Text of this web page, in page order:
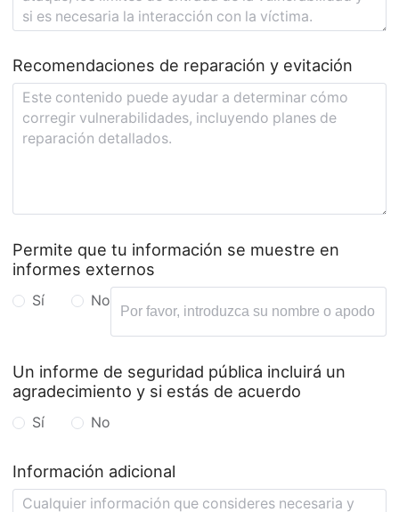
Recomendaciones de reparación y evitación
Permite que tu información se muestre en
informes externos
Sí No
Un informe de seguridad pública incluirá un
agradecimiento y si estás de acuerdo
Sí No
Información adicional